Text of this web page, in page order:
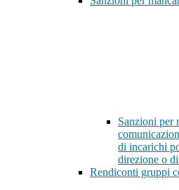
Sanzioni per
di incarichi
direzione o
Rendiconti gruppi